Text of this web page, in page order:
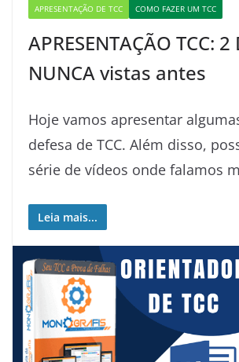
APRESENTAÇÃO DE TCC COMO FAZER UM TCC
APRESENTAÇÃO TCC:
NUNCA vistas antes
Hoje vamos apresentar
defesa de TCC. Além disso,
série de vídeos onde falamos
Leia mais...